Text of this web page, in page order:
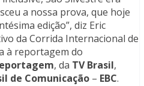
a nossa prova, que hoje
edição”, diz Eric
da Corrida Internacional de
à reportagem do
, da TV Brasil,
de Comunicação – EBC.